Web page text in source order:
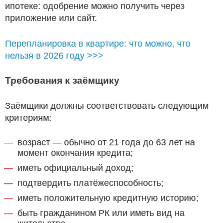
ипотеке: одобрение можно получить через
приложение или сайт.
Перепланировка в квартире: что можно, что
нельзя в 2026 году >>>
Требования к заёмщику
Заёмщики должны соответствовать следующим
критериям:
возраст — обычно от 21 года до 63 лет на
момент окончания кредита;
иметь официальный доход;
подтвердить платёжеспособность;
иметь положительную кредитную историю;
быть гражданином РК или иметь вид на